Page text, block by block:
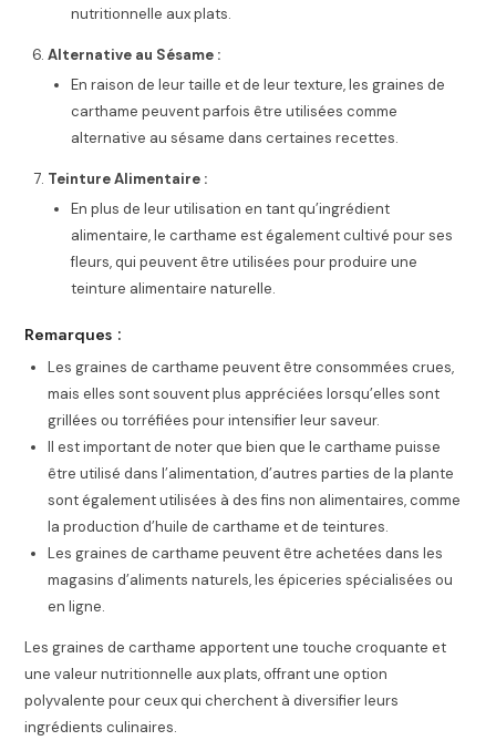
nutritionnelle aux plats.
Alternative au Sésame :
En raison de leur taille et de leur texture, les graines de
carthame peuvent parfois être utilisées comme
alternative au sésame dans certaines recettes.
Teinture Alimentaire :
En plus de leur utilisation en tant qu’ingrédient
alimentaire, le carthame est également cultivé pour ses
fleurs, qui peuvent être utilisées pour produire une
teinture alimentaire naturelle.
Remarques :
Les graines de carthame peuvent être consommées crues,
mais elles sont souvent plus appréciées lorsqu’elles sont
grillées ou torréfiées pour intensifier leur saveur.
Il est important de noter que bien que le carthame puisse
être utilisé dans l’alimentation, d’autres parties de la plante
sont également utilisées à des fins non alimentaires, comme
la production d’huile de carthame et de teintures.
Les graines de carthame peuvent être achetées dans les
magasins d’aliments naturels, les épiceries spécialisées ou
en ligne.
Les graines de carthame apportent une touche croquante et
une valeur nutritionnelle aux plats, offrant une option
polyvalente pour ceux qui cherchent à diversifier leurs
ingrédients culinaires.